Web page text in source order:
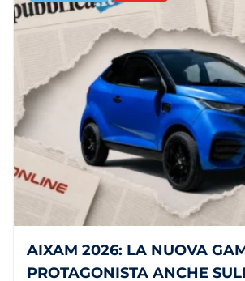
AIXAM 2026: LA NUOVA
PROTAGONISTA ANCHE